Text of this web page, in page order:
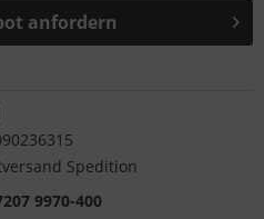
anfordern
Spedition
9970-400